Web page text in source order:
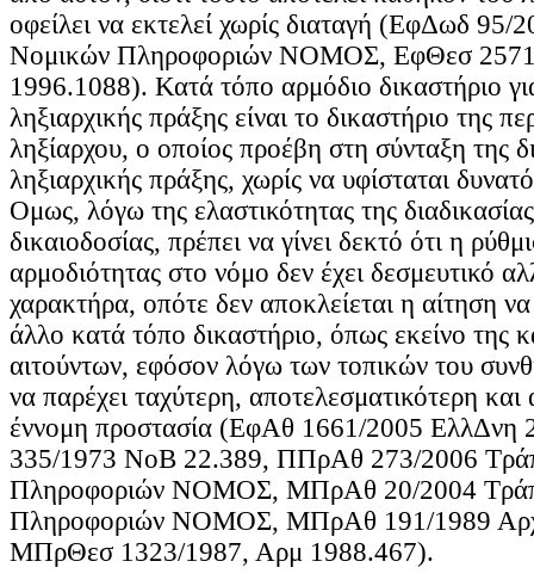
οφείλει να εκτελεί χωρίς διαταγή (ΕφΔωδ 95/
Νομικών Πληροφοριών ΝΟΜΟΣ, ΕφΘεσ
1996.1088). Κατά τόπο αρμόδιο δικαστήριο
ληξιαρχικής πράξης είναι το δικαστήριο της
ληξίαρχου, ο οποίος προέβη στη σύνταξη της
ληξιαρχικής πράξης, χωρίς να υφίσταται
Ομως, λόγω της ελαστικότητας της
δικαιοδοσίας, πρέπει να γίνει δεκτό ότι η
αρμοδιότητας στο νόμο δεν έχει δεσμευτικό
χαρακτήρα, οπότε δεν αποκλείεται η αίτηση
άλλο κατά τόπο δικαστήριο, όπως εκείνο της
αιτούντων, εφόσον λόγω των τοπικών του
να παρέχει ταχύτερη, αποτελεσματικότερη
έννομη προστασία (ΕφΑθ 1661/2005 ΕλλΔνη
335/1973 ΝοΒ 22.389, ΠΠρΑθ 273/2006
Πληροφοριών ΝΟΜΟΣ, ΜΠρΑθ 20/2004
Πληροφοριών ΝΟΜΟΣ, ΜΠρΑθ 191/1989
ΜΠρΘεσ 1323/1987, Αρμ 1988.467).